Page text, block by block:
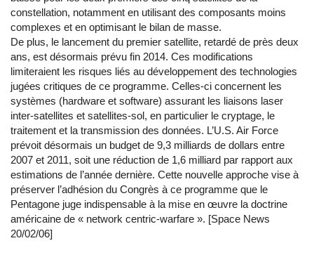
constellation, notamment en utilisant des composants moins
complexes et en optimisant le bilan de masse.
De plus, le lancement du premier satellite, retardé de près deux
ans, est désormais prévu fin 2014. Ces modifications
limiteraient les risques liés au développement des technologies
jugées critiques de ce programme. Celles-ci concernent les
systèmes (hardware et software) assurant les liaisons laser
inter-satellites et satellites-sol, en particulier le cryptage, le
traitement et la transmission des données. L’U.S. Air Force
prévoit désormais un budget de 9,3 milliards de dollars entre
2007 et 2011, soit une réduction de 1,6 milliard par rapport aux
estimations de l’année dernière. Cette nouvelle approche vise à
préserver l’adhésion du Congrès à ce programme que le
Pentagone juge indispensable à la mise en œuvre la doctrine
américaine de « network centric-warfare ». [Space News
20/02/06]